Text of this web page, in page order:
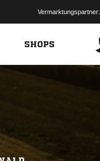
Vermarktungspartner:
SHOPS